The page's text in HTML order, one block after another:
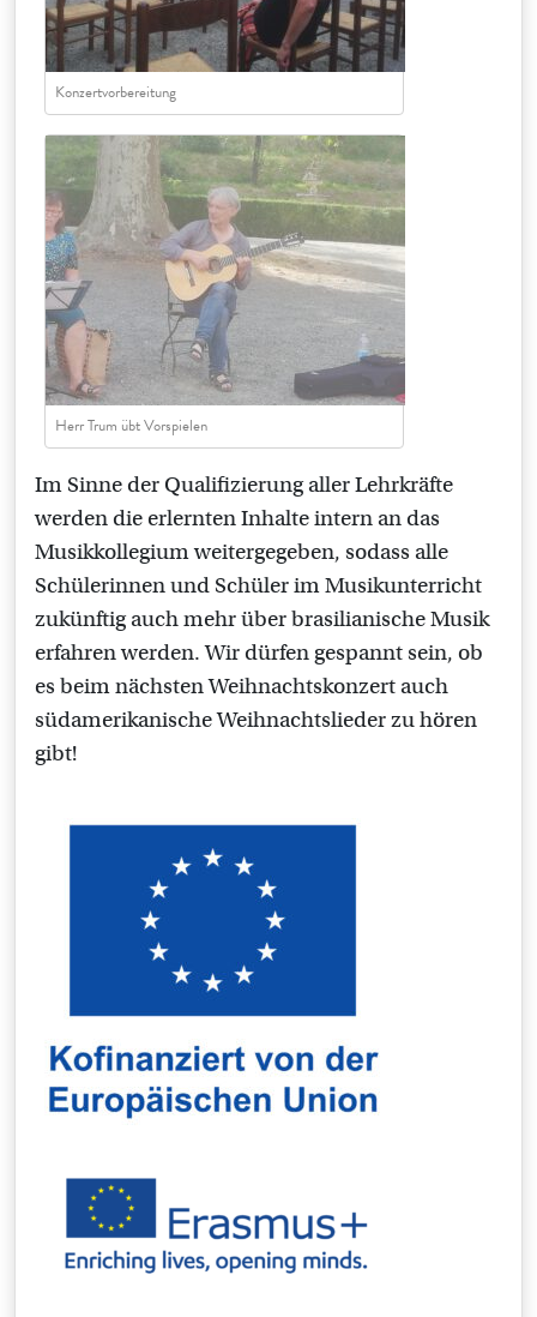
Konzertvorbereitung
Herr Trum übt Vorspielen
Im Sinne der Qualifizierung aller Lehrkräfte
werden die erlernten Inhalte intern an das
Musikkollegium weitergegeben, sodass alle
Schülerinnen und Schüler im Musikunterricht
zukünftig auch mehr über brasilianische Musik
erfahren werden. Wir dürfen gespannt sein, ob
es beim nächsten Weihnachtskonzert auch
südamerikanische Weihnachtslieder zu hören
gibt!